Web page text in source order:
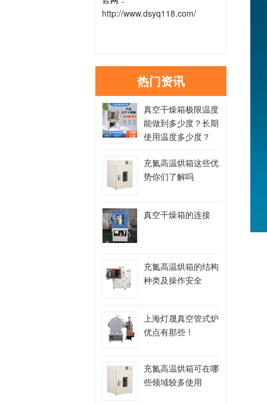
http://www.dsyq118.com/
热门资讯
真空干燥箱极限温度
能做到多少度？长期
使用温度多少度？
充氮高温烘箱这些优
势你们了解吗
真空干燥箱的连接
充氮高温烘箱的结构
种类及操作安全
上海灯晟真空管式炉
优点有那些！
充氮高温烘箱可在哪
些领域较多使用